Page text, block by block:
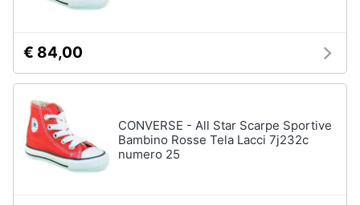
€ 84,00
CONVERSE - All Star Scarpe Sportive
Bambino Rosse Tela Lacci 7j232c
numero 25